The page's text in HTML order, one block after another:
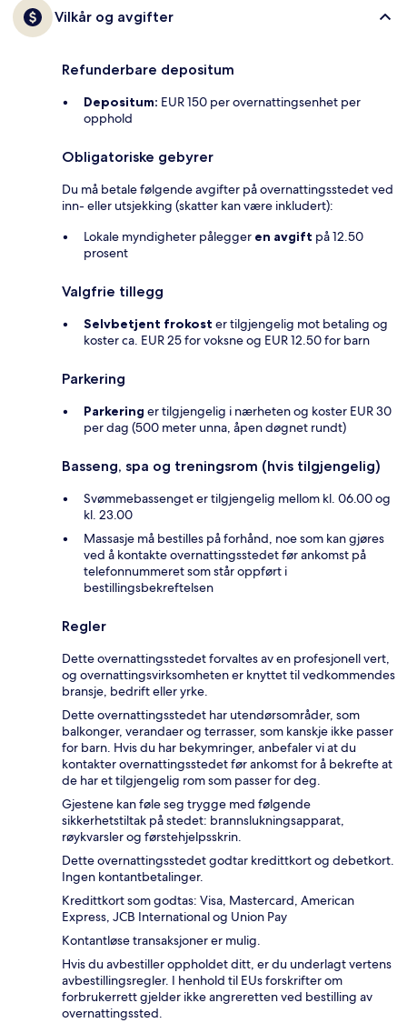
Vilkår og avgifter
Refunderbare depositum
Depositum: EUR 150 per overnattingsenhet per
opphold
Obligatoriske gebyrer
Du må betale følgende avgifter på overnattingsstedet ved
inn- eller utsjekking (skatter kan være inkludert):
Lokale myndigheter pålegger en avgift på 12.50
prosent
Valgfrie tillegg
Selvbetjent frokost er tilgjengelig mot betaling og
koster ca. EUR 25 for voksne og EUR 12.50 for barn
Parkering
Parkering er tilgjengelig i nærheten og koster EUR 30
per dag (500 meter unna, åpen døgnet rundt)
Basseng, spa og treningsrom (hvis tilgjengelig)
Svømmebassenget er tilgjengelig mellom kl. 06.00 og
kl. 23.00
Massasje må bestilles på forhånd, noe som kan gjøres
ved å kontakte overnattingsstedet før ankomst på
telefonnummeret som står oppført i
bestillingsbekreftelsen
Regler
Dette overnattingsstedet forvaltes av en profesjonell vert,
og overnattingsvirksomheten er knyttet til vedkommendes
bransje, bedrift eller yrke.
Dette overnattingsstedet har utendørsområder, som
balkonger, verandaer og terrasser, som kanskje ikke passer
for barn. Hvis du har bekymringer, anbefaler vi at du
kontakter overnattingsstedet før ankomst for å bekrefte at
de har et tilgjengelig rom som passer for deg.
Gjestene kan føle seg trygge med følgende
sikkerhetstiltak på stedet: brannslukningsapparat,
røykvarsler og førstehjelpsskrin.
Dette overnattingsstedet godtar kredittkort og debetkort.
Ingen kontantbetalinger.
Kredittkort som godtas: Visa, Mastercard, American
Express, JCB International og Union Pay
Kontantløse transaksjoner er mulig.
Hvis du avbestiller oppholdet ditt, er du underlagt vertens
avbestillingsregler. I henhold til EUs forskrifter om
forbrukerrett gjelder ikke angreretten ved bestilling av
overnattingssted.